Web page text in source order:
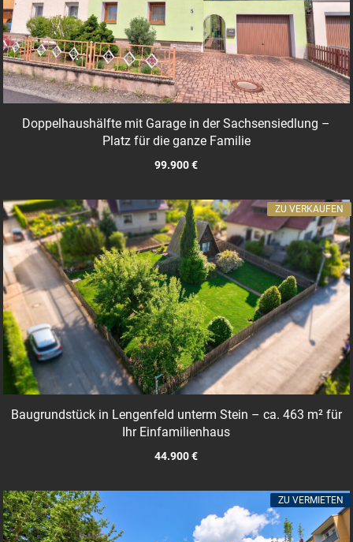
Doppelhaushälfte mit Garage in der Sachsensiedlung –
Platz für die ganze Familie
99.900 €
Baugrundstück in Lengenfeld unterm Stein – ca. 463 m² für
Ihr Einfamilienhaus
44.900 €
ZU VERKAUFEN
ZU VERMIETEN